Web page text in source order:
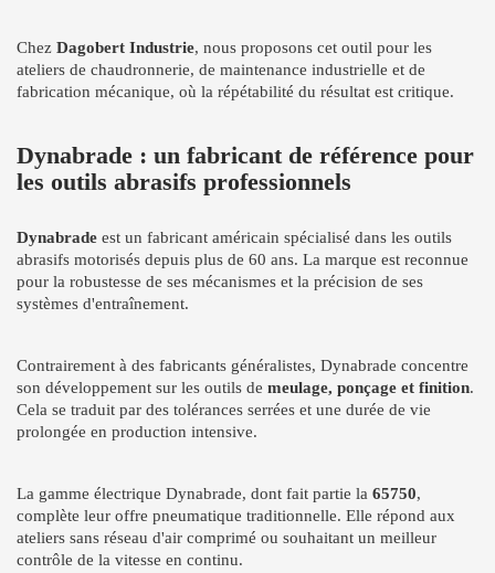
Chez Dagobert Industrie, nous proposons cet outil pour les
ateliers de chaudronnerie, de maintenance industrielle et de
fabrication mécanique, où la répétabilité du résultat est critique.
Dynabrade : un fabricant de référence pour
les outils abrasifs professionnels
Dynabrade est un fabricant américain spécialisé dans les outils
abrasifs motorisés depuis plus de 60 ans. La marque est reconnue
pour la robustesse de ses mécanismes et la précision de ses
systèmes d'entraînement.
Contrairement à des fabricants généralistes, Dynabrade concentre
son développement sur les outils de meulage, ponçage et finition.
Cela se traduit par des tolérances serrées et une durée de vie
prolongée en production intensive.
La gamme électrique Dynabrade, dont fait partie la 65750,
complète leur offre pneumatique traditionnelle. Elle répond aux
ateliers sans réseau d'air comprimé ou souhaitant un meilleur
contrôle de la vitesse en continu.